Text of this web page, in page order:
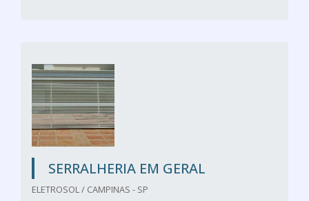
SERRALHERIA EM GERAL
ELETROSOL / CAMPINAS - SP